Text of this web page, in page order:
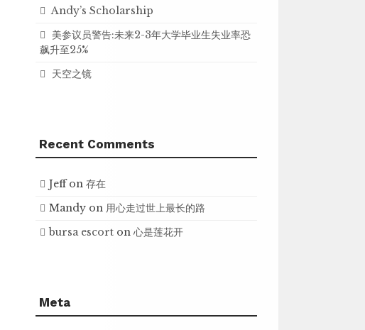
Andy’s Scholarship
美参议员警告:未来2-3年大学毕业生失业率恐
飙升至25%
天空之镜
Recent Comments
Jeffon存在
Mandy on 用心走过世上最长的路
bursa escort on心是莲花开
Meta